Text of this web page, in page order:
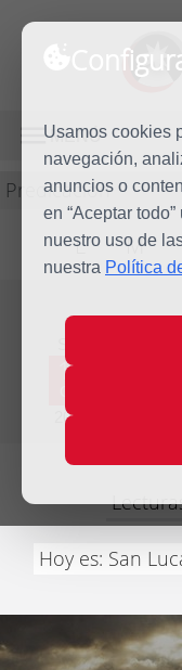
Usamos cookies
navegación,
anuncios o
en “Aceptar
nuestro uso de
nuestra Política
MENÚ
Predicación
L M
18
2014
Hoy es: San